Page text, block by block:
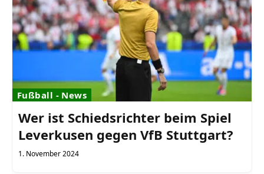
Fußball - News
Wer ist Schiedsrichter beim Spiel
Leverkusen gegen VfB Stuttgart?
1. November 2024